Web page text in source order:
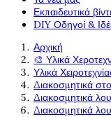
Εκπαιδευτικά
DIY Οδηγοί &
Αρχική
🎨 Υλικά
Υλικά
Διακοσμητικά
Διακοσμητικά
Διακοσμητικά